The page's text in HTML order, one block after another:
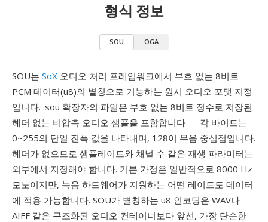
형식 정보
SOU OGA
SOU는 SoX 오디오 처리 프레임워크에서 부호 없는 8비트
PCM 데이터(u8)의 별칭으로 기능하는 원시 오디오 포맷 지정
입니다. .sou 확장자의 파일은 부호 없는 8비트 정수로 저장된
헤더 없는 비압축 오디오 샘플을 포함합니다 — 각 바이트는
0~255의 단일 진폭 값을 나타내며, 128이 무음 중심점입니다.
헤더가 없으므로 샘플레이트와 채널 수 같은 재생 파라미터는
외부에서 지정해야 합니다. 기본 가정은 일반적으로 8000 Hz
모노이지만, 녹음 하드웨어가 지원하는 어떤 레이트도 데이터
에 적용 가능합니다. SOU가 별칭하는 u8 인코딩은 WAV나
AIFF 같은 구조화된 오디오 컨테이너보다 앞선, 가장 단순한